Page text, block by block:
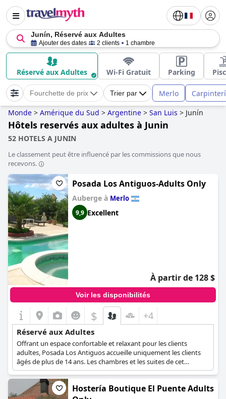
Junín, Réservé aux Adultes
Ajouter des dates 2 clients 1 chambre
Réservé aux Adultes Wi-Fi Gratuit Parking
Fourchette de prix Trier par Merlo
Monde > Amérique du Sud > Argentine > San Luis > Junín
Hôtels reservés aux adultes à Junin
52 HOTELS A JUNIN
Le classement peut être influencé par les commissions que nous
recevons.
Posada Los Antiguos-Adults Only
Auberge à Merlo
9,9 Excellent
À partir de 128 $
Voir les disponibilités
$ +4
Réservé aux Adultes
Offrant un espace confortable et relaxant pour les clients
adultes, Posada Los Antiguos accueille uniquement les clients
âgés de plus de 14 ans. Les chambres et les suites de cet
établissement sont dotées de tous les équipements nécessaires
et peuvent accueillir jusqu'à deux adultes. Avec son
emplacement paisible, ses chambres confortables et sa piscine
Hostería Boutique El Puente Adults